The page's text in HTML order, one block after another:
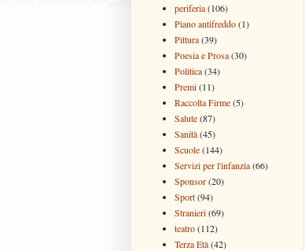
periferia(106)
Piano antifreddo(1)
Pittura(39)
Poesia e Prosa(30)
Politica(34)
Premi(11)
Raccolta Firme(5)
Salute(87)
Sanità(45)
Scuole(144)
Servizi per l'infanzia(66)
Sponsor(20)
Sport(94)
Stranieri(69)
teatro(112)
Terza Età(42)